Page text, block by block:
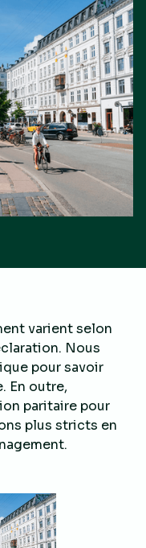
varient selon
Nous
pour savoir
En outre,
paritaire pour
plus stricts en